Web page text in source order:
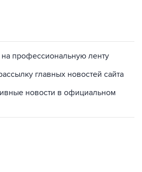
на профессиональную ленту
главных новостей сайта
новости в официальном